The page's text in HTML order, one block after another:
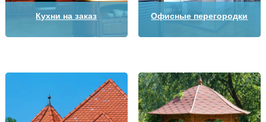
Кухни на заказ Офисные перегородки